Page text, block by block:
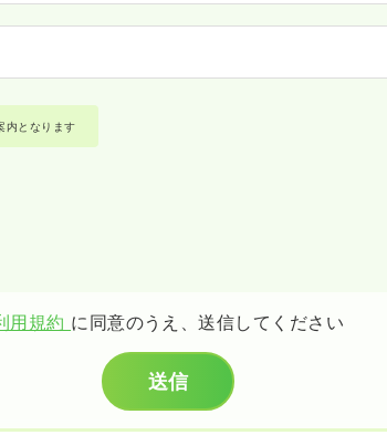
内となります
用規約 に同意のうえ、送信してください
送信